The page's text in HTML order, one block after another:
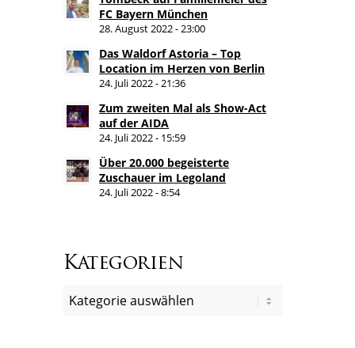
FC Bayern München
28. August 2022 - 23:00
Das Waldorf Astoria – Top
Location im Herzen von Berlin
24. Juli 2022 - 21:36
Zum zweiten Mal als Show-Act
auf der AIDA
24. Juli 2022 - 15:59
Über 20.000 begeisterte
Zuschauer im Legoland
24. Juli 2022 - 8:54
Kategorien